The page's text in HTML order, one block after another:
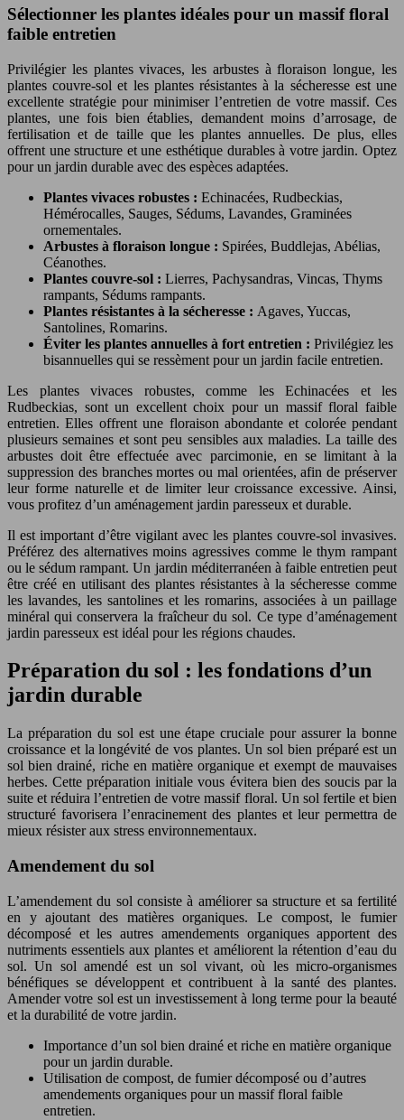
Sélectionner les plantes idéales pour un massif floral
faible entretien
Privilégier les plantes vivaces, les arbustes à floraison longue, les
plantes couvre-sol et les plantes résistantes à la sécheresse est une
excellente stratégie pour minimiser l’entretien de votre massif. Ces
plantes, une fois bien établies, demandent moins d’arrosage, de
fertilisation et de taille que les plantes annuelles. De plus, elles
offrent une structure et une esthétique durables à votre jardin. Optez
pour un jardin durable avec des espèces adaptées.
Plantes vivaces robustes : Echinacées, Rudbeckias,
Hémérocalles, Sauges, Sédums, Lavandes, Graminées
ornementales.
Arbustes à floraison longue : Spirées, Buddlejas, Abélias,
Céanothes.
Plantes couvre-sol : Lierres, Pachysandras, Vincas, Thyms
rampants, Sédums rampants.
Plantes résistantes à la sécheresse : Agaves, Yuccas,
Santolines, Romarins.
Éviter les plantes annuelles à fort entretien : Privilégiez les
bisannuelles qui se ressèment pour un jardin facile entretien.
Les plantes vivaces robustes, comme les Echinacées et les
Rudbeckias, sont un excellent choix pour un massif floral faible
entretien. Elles offrent une floraison abondante et colorée pendant
plusieurs semaines et sont peu sensibles aux maladies. La taille des
arbustes doit être effectuée avec parcimonie, en se limitant à la
suppression des branches mortes ou mal orientées, afin de préserver
leur forme naturelle et de limiter leur croissance excessive. Ainsi,
vous profitez d’un aménagement jardin paresseux et durable.
Il est important d’être vigilant avec les plantes couvre-sol invasives.
Préférez des alternatives moins agressives comme le thym rampant
ou le sédum rampant. Un jardin méditerranéen à faible entretien peut
être créé en utilisant des plantes résistantes à la sécheresse comme
les lavandes, les santolines et les romarins, associées à un paillage
minéral qui conservera la fraîcheur du sol. Ce type d’aménagement
jardin paresseux est idéal pour les régions chaudes.
Préparation du sol : les fondations d’un
jardin durable
La préparation du sol est une étape cruciale pour assurer la bonne
croissance et la longévité de vos plantes. Un sol bien préparé est un
sol bien drainé, riche en matière organique et exempt de mauvaises
herbes. Cette préparation initiale vous évitera bien des soucis par la
suite et réduira l’entretien de votre massif floral. Un sol fertile et bien
structuré favorisera l’enracinement des plantes et leur permettra de
mieux résister aux stress environnementaux.
Amendement du sol
L’amendement du sol consiste à améliorer sa structure et sa fertilité
en y ajoutant des matières organiques. Le compost, le fumier
décomposé et les autres amendements organiques apportent des
nutriments essentiels aux plantes et améliorent la rétention d’eau du
sol. Un sol amendé est un sol vivant, où les micro-organismes
bénéfiques se développent et contribuent à la santé des plantes.
Amender votre sol est un investissement à long terme pour la beauté
et la durabilité de votre jardin.
Importance d’un sol bien drainé et riche en matière organique
pour un jardin durable.
Utilisation de compost, de fumier décomposé ou d’autres
amendements organiques pour un massif floral faible
entretien.